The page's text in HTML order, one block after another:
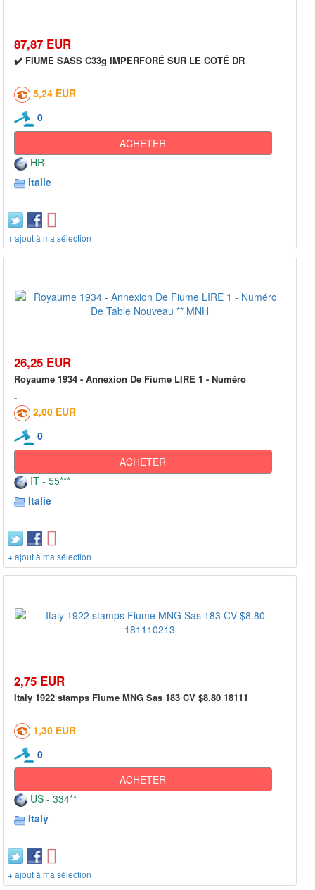
87,87 EUR
✔️ FIUME SASS C33g IMPERFORÉ SUR LE CÔTÉ DR
5,24 EUR
0
ACHETER
HR
Italie
+ ajout à ma sélection
26,25 EUR
Royaume 1934 - Annexion De Fiume LIRE 1 - Numéro
2,00 EUR
0
ACHETER
IT - 55***
Italie
+ ajout à ma sélection
2,75 EUR
Italy 1922 stamps Fiume MNG Sas 183 CV $8.80 18111
1,30 EUR
0
ACHETER
US - 334**
Italy
+ ajout à ma sélection